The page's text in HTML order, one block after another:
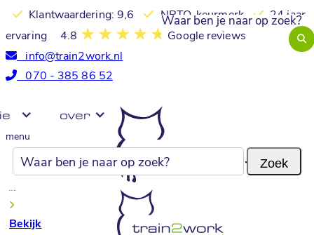
Klantwaardering: 9,6 NRTO-keurmerk
24 jaar
ervaring
4.8
Google reviews
info@train2work.nl
070 - 385 86 52
over
menu
Bekijk